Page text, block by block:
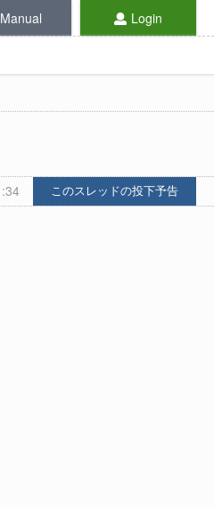
Manual Login
このスレッドの投下予告